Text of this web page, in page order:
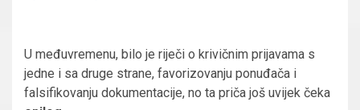
U međuvremenu, bilo je riječi o krivičnim prijavama s
jedne i sa druge strane, favorizovanju ponuđača i
falsifikovanju dokumentacije, no ta priča još uvijek čeka